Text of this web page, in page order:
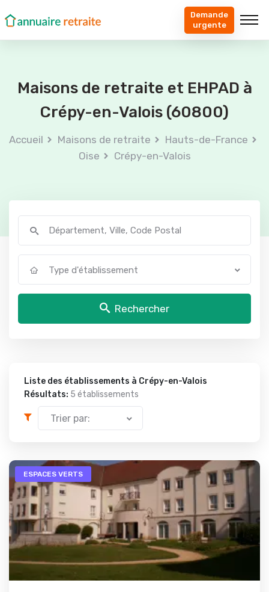
Demande
urgente
Maisons de retraite et EHPAD à
Crépy-en-Valois (60800)
Accueil Maisons de retraite
Hauts-de-France
Oise
Crépy-en-Valois
Type d'établissement
Rechercher
Liste des établissements à Crépy-en-Valois
Résultats: 5 établissements
Trier par:
ESPACES VERTS